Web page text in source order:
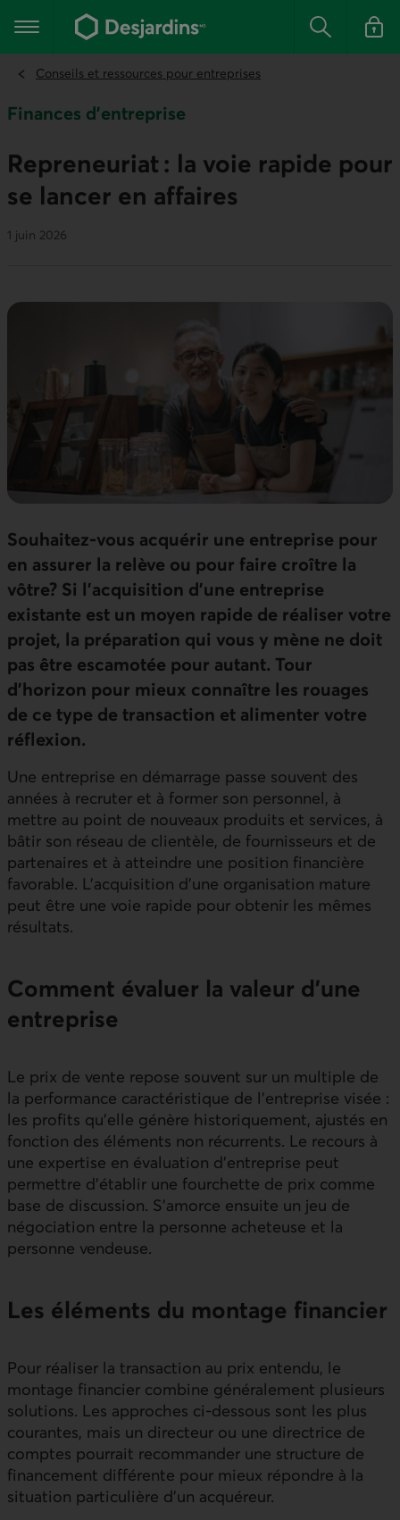
contenu
Menu principal Rechercher
Se
Conseils et ressources pour entreprises
Finances d'entreprise
Repreneuriat : la voie rapide pour
se lancer en affaires
1 juin 2026
Souhaitez-vous acquérir une entreprise pour
en assurer la relève ou pour faire croître la
vôtre? Si l’acquisition d’une entreprise
existante est un moyen rapide de réaliser votre
projet, la préparation qui vous y mène ne doit
pas être escamotée pour autant. Tour
d’horizon pour mieux connaître les rouages
de ce type de transaction et alimenter votre
réflexion.
Une entreprise en démarrage passe souvent des
années à recruter et à former son personnel, à
mettre au point de nouveaux produits et services, à
bâtir son réseau de clientèle, de fournisseurs et de
partenaires et à atteindre une position financière
favorable. L’acquisition d’une organisation mature
peut être une voie rapide pour obtenir les mêmes
résultats.
Comment évaluer la valeur d’une
entreprise
Le prix de vente repose souvent sur un multiple de
la performance caractéristique de l’entreprise visée :
les profits qu’elle génère historiquement, ajustés en
fonction des éléments non récurrents. Le recours à
une expertise en évaluation d’entreprise peut
permettre d’établir une fourchette de prix comme
base de discussion. S’amorce ensuite un jeu de
négociation entre la personne acheteuse et la
personne vendeuse.
Les éléments du montage financier
Pour réaliser la transaction au prix entendu, le
montage financier combine généralement plusieurs
solutions. Les approches ci-dessous sont les plus
courantes, mais un directeur ou une directrice de
comptes pourrait recommander une structure de
financement différente pour mieux répondre à la
situation particulière d’un acquéreur.